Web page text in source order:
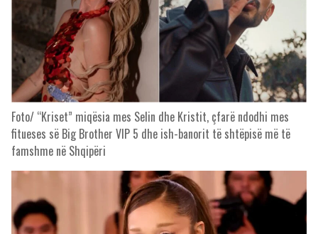
Foto/ “Kriset” miqësia mes Selin dhe Kristit, çfarë ndodhi mes
fitueses së Big Brother VIP 5 dhe ish-banorit të shtëpisë më të
famshme në Shqipëri